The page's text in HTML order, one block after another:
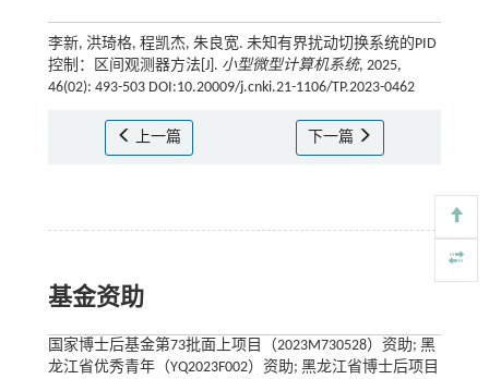
李新, 洪琦格, 程凯杰, 朱良宽. 未知有界扰动切换系统的PID
控制：区间观测器方法[J]. 小型微型计算机系统, 2025,
46(02): 493-503 DOI:10.20009/j.cnki.21-1106/TP.2023-0462
上一篇 下一篇
基金资助
国家博士后基金第73批面上项目（2023M730528）资助; 黑
龙江省优秀青年（YQ2023F002）资助; 黑龙江省博士后项目